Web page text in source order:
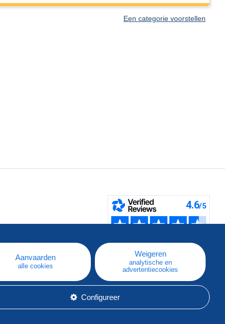
Een categorie voorstellen
Aanvaarden
alle cookies
Weigeren
analytische en
advertentiecookies
Configureer